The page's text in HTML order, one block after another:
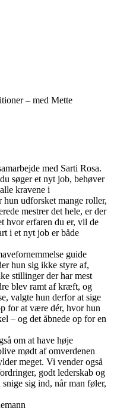
– med Mette
med Sarti Rosa.
søger et nyt job, behøver
kravene i
udforsket mange roller,
mestrer det hele, er der
hvor erfaren du er, vil de
i et nyt job er både
guide
hun sig ikke styre af,
stillinger der har mest
blev ramt af kræft, og
valgte hun derfor at sige
for at være dér, hvor hun
– og det åbnede op for en
om at have høje
mødt af omverdenen
meget. Vi vender også
godt lederskab og
sig ind, når man føler,